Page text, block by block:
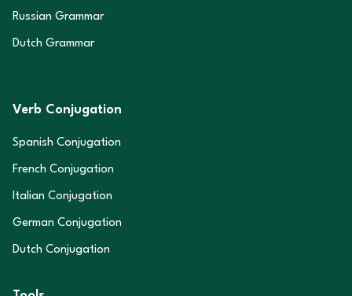
Russian Grammar
Dutch Grammar
Verb Conjugation
Spanish Conjugation
French Conjugation
Italian Conjugation
German Conjugation
Dutch Conjugation